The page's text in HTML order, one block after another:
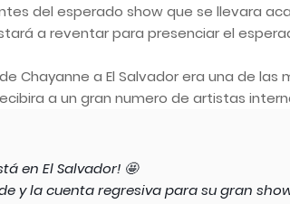
del esperado show que se llevara
a reventar para presenciar el
Chayanne a El Salvador era una de las
a un gran numero de artistas
en El Salvador! 🤩
y la cuenta regresiva para su gran